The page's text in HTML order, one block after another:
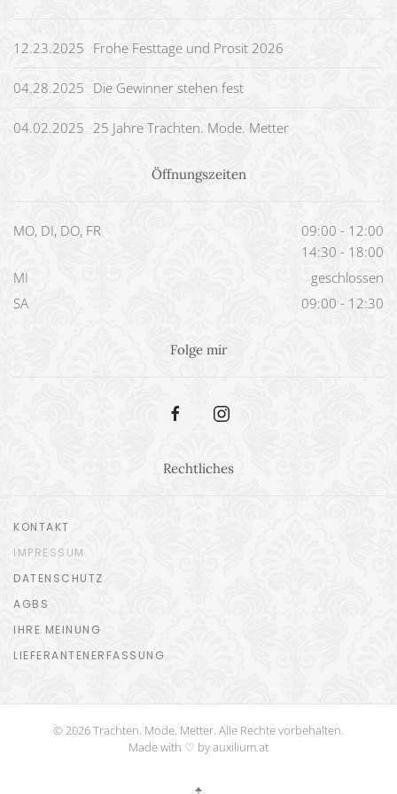
12.23.2025 Frohe Festtage und Prosit 2026
04.28.2025 Die Gewinner stehen fest
04.02.2025 25 Jahre Trachten. Mode. Metter
Öffnungszeiten
MO, DI, DO, FR
09:00 - 12:00
14:30 - 18:00
MI
geschlossen
SA
09:00 - 12:30
Folge mir
Rechtliches
KONTAKT
IMPRESSUM
DATENSCHUTZ
AGBS
IHRE MEINUNG
LIEFERANTENERFASSUNG
© 2026 Trachten. Mode. Metter. Alle Rechte vorbehalten.
Made with ♡ by auxilium.at